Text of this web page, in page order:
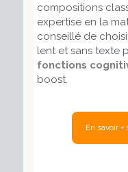
compositions
expertise en la
conseillé de
lent et sans texte
fonctions
boost.